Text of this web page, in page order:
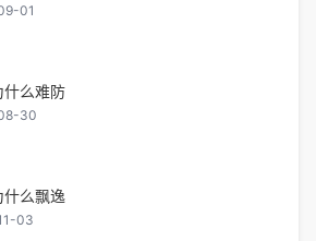
01
什么难防
30
什么飘逸
03